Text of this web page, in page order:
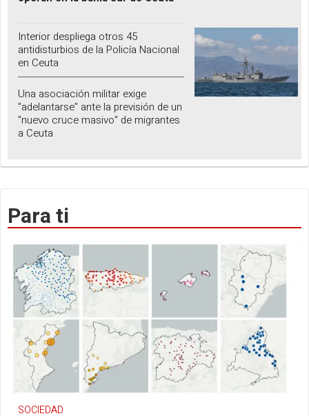
Interior despliega otros 45
antidisturbios de la Policía Nacional
en Ceuta
Una asociación militar exige
"adelantarse" ante la previsión de un
"nuevo cruce masivo" de migrantes
a Ceuta
Para ti
SOCIEDAD